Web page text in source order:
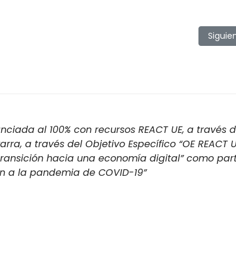
la pesca en el coto intensivo
al 100% con recursos REACT UE, a través
a través del Objetivo Específico “OE REACT
hacia una economía digital” como
a la pandemia de COVID-19”